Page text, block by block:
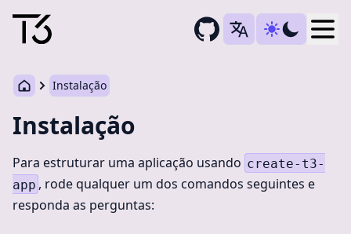
Instalação
Instalação
Para estruturar uma aplicação usando create-t3-
app , rode qualquer um dos comandos seguintes e
responda as perguntas: